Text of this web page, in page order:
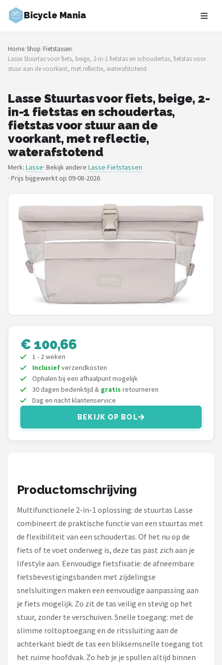
Bicycle Mania
Zoeken
NAVIGATIE
Shop
Merken
Blog
Fietsroutes
Kinderfietsen
Stadsfietsen
Elektrische fietsen
Mountainbikes
Shop
POPULAIRE MERKEN
Volare
ABUS
AXA
New Looxs
Shimano
Cortina
Home/Shop/Fietstassen/
Lasse Stuurtas voor fiets, beige, 2-in-1 fietstas en schoudertas, fietstas voor
stuur aan de voorkant, met reflectie, waterafstotend
Lasse Stuurtas voor fiets, beige, 2-
in-1 fietstas en schoudertas,
fietstas voor stuur aan de
voorkant, met reflectie,
waterafstotend
Merk: Lasse· Bekijk andere Lasse Fietstassen
· Prijs bijgewerkt op 09-08-2026
€ 100,66
1 - 2 weken
Inclusiefverzendkosten
Ophalen bij een afhaalpunt mogelijk
30 dagen bedenktijd & gratis retourneren
Dag en nacht klantenservice
BEKIJK OP BOL
Productomschrijving
Multifunctionele 2-in-1 oplossing: de stuurtas Lasse
combineert de praktische functie van een stuurtas met
de flexibiliteit van een schoudertas. Of het nu op de
fiets of te voet onderweg is, deze tas past zich aan je
lifestyle aan. Eenvoudige fietsfixatie: de afneembare
fietsbevestigingsbanden met zijdelingse
snelsluitingen maken een eenvoudige aanpassing aan
je fiets mogelijk. Zo zit de tas veilig en stevig op het
stuur, zonder te verschuiven. Snelle toegang: met de
slimme roltoptoegang en de ritssluiting aan de
achterkant biedt de tas een bliksemsnelle toegang tot
het ruime hoofdvak. Zo heb je je spullen altijd binnen